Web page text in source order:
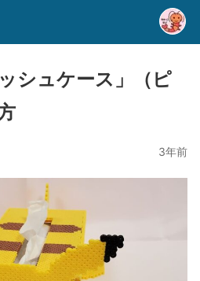
シュケース」（ピ
3年前